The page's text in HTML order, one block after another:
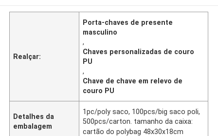
Realçar:
Porta-chaves de presente
masculino
,
Chaves personalizadas de couro
PU
,
Chave de chave em relevo de
couro PU
Detalhes da
embalagem
1pc/poly saco, 100pcs/big saco poli,
500pcs/carton. tamanho da caixa:
cartão do polybag 48x30x18cm